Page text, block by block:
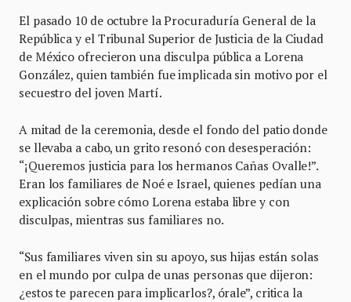
El pasado 10 de octubre la Procuraduría General de la
República y el Tribunal Superior de Justicia de la Ciudad
de México ofrecieron una disculpa pública a Lorena
González, quien también fue implicada sin motivo por el
secuestro del joven Martí.
A mitad de la ceremonia, desde el fondo del patio donde
se llevaba a cabo, un grito resonó con desesperación:
“¡Queremos justicia para los hermanos Cañas Ovalle!”.
Eran los familiares de Noé e Israel, quienes pedían una
explicación sobre cómo Lorena estaba libre y con
disculpas, mientras sus familiares no.
“Sus familiares viven sin su apoyo, sus hijas están solas
en el mundo por culpa de unas personas que dijeron:
¿estos te parecen para implicarlos?, órale”, critica la